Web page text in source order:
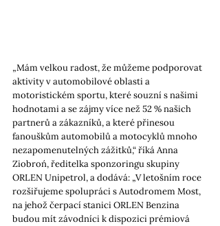
„Mám velkou radost, že můžeme podporovat
aktivity v automobilové oblasti a
motoristickém sportu, které souzní s našimi
hodnotami a se zájmy více než 52 % našich
partnerů a zákazníků, a které přinesou
fanouškům automobilů a motocyklů mnoho
nezapomenutelných zážitků,“ říká Anna
Ziobroń, ředitelka sponzoringu skupiny
ORLEN Unipetrol, a dodává: „V letošním roce
rozšiřujeme spolupráci s Autodromem Most,
na jehož čerpací stanici ORLEN Benzina
budou mít závodníci k dispozici prémiová